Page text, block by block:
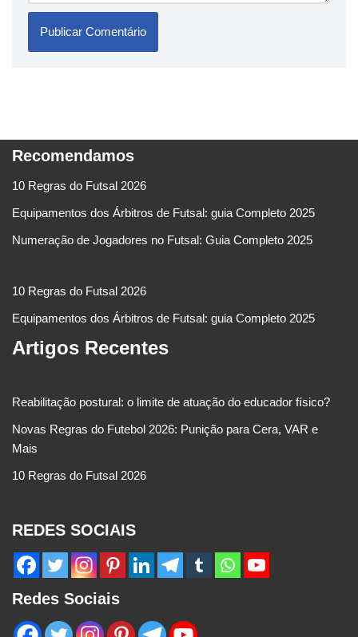
Recomendamos
10 Regras do Futsal 2026
Equipamentos dos Árbitros de Futsal: guia Completo 2025
Numeração de Jogadores no Futsal: Guia Completo 2025
10 Regras do Futsal 2026
Equipamentos dos Árbitros de Futsal: guia Completo 2025
Artigos Recentes
Reabilitação postural: o limite de atuação do educador físico?
Novas Regras do Futebol 2026: Punição para Cera, VAR e
Mais
10 Regras do Futsal 2026
REDES SOCIAIS
Redes Sociais